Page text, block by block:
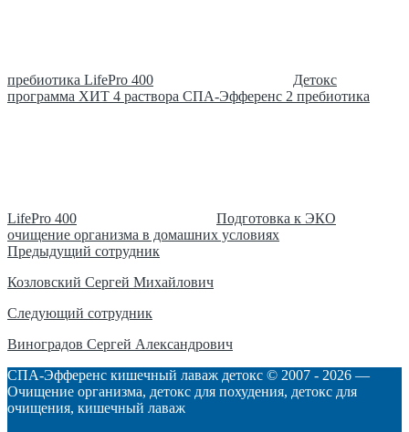
пребиотика LifePro 400
Детокс
программа ХИТ 4 раствора СПА-Эфференс 2 пребиотика
LifePro 400
Подготовка к ЭКО
очищение организма в домашних условиях
Навигация
по
записям
Предыдущий сотрудник
Козловский Сергей Михайлович
Следующий сотрудник
Виноградов Сергей Александрович
СПА-Эфференс кишечный лаваж детокс © 2007 - 2026 —
Очищение организма, детокс для похудения, детокс для
очищения, кишечный лаваж